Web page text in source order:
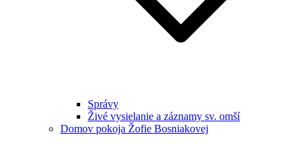
Správy
Živé vysielanie a záznamy sv. omší
Domov pokoja Žofie Bosniakovej